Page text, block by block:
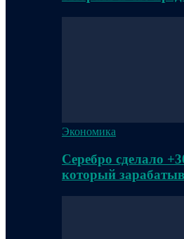
Экономика
Серебро сделало
который